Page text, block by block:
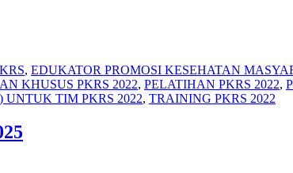
, EDUKATOR PROMOSI KESEHATAN
KHUSUS PKRS 2022, PELATIHAN PKRS 2022,
UNTUK TIM PKRS 2022, TRAINING PKRS 2022